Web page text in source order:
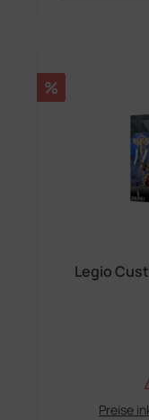
Rabatt
%
Legio
Preise